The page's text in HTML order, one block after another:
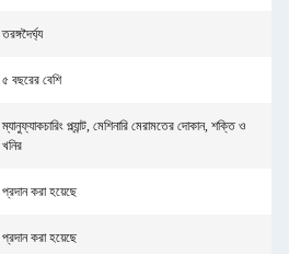
তরঙ্গদৈর্ঘ্য
৫ বছরের বেশি
ম্যানুফ্যাকচারিং প্ল্যান্ট, মেশিনারি মেরামতের দোকান, শক্তি ও
খনির
প্রদান করা হয়েছে
প্রদান করা হয়েছে